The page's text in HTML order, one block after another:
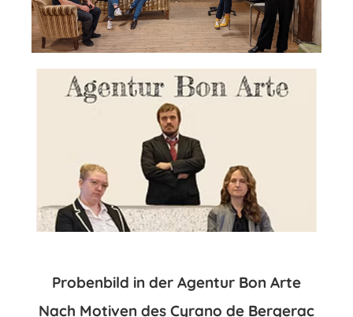
Probenbild in der Agentur Bon Arte
Nach Motiven des Cyrano de Bergerac